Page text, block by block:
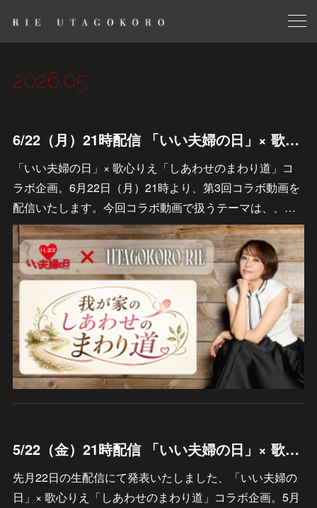
2026.05
6/22（月）21時配信 「いい夫婦の日」× 歌心りえ「しあわせのまわり道」 「毎月22日は夫婦の日」コラボ動画 エピソード募集のお知らせ
「いい夫婦の日」× 歌心りえ「しあわせのまわり道」コ
ラボ企画。6月22日（月）21時より、第3回コラボ動画を
配信いたします。今回コラボ動画で扱うテーマは、、…
5/22（金）21時配信 「いい夫婦の日」× 歌心りえ「しあわせのまわり道」 「毎月22日は夫婦の日」コラボ動画 エピソード募集のお知らせ
先月22日の生配信にて発表いたしました、「いい夫婦の
日」× 歌心りえ「しあわせのまわり道」コラボ企画。5月